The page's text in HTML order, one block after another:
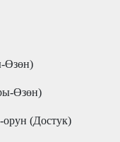
Өзөн)
Өзөн)
-орун (Достук)